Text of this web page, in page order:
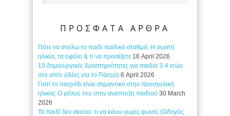
ΠΡΟΣΦΑΤΑ ΑΡΘΡΑ
Πότε να στείλω το παιδί παιδικό σταθμό; Η σωστή
ηλικία, τα οφέλη & τι να προσέξετε 16 April 2026
10 δημιουργικές δραστηριότητες για παιδιά 3-4 ετών
στο σπίτι (ιδέες για το Πάσχα) 6 April 2026
Γιατί το παιχνίδι είναι σημαντικό στην προσχολική
ηλικία; Ο ρόλος του στην ανάπτυξη παιδιού 30 March
2026
Το παιδί δεν ακούει: τι να κάνω χωρίς φωνές (Οδηγός